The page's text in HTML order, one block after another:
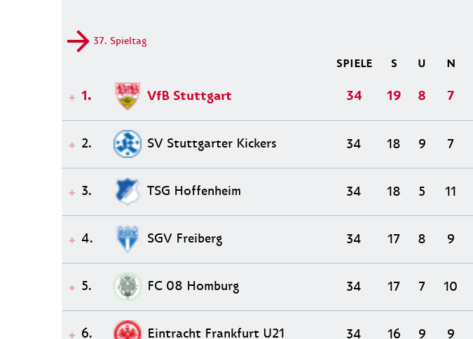
37. Spieltag
SPIELE S U N
1. VfB Stuttgart 34 19 8 7
2. SV Stuttgarter Kickers 34 18 9 7
3. TSG Hoffenheim 34 18 5 11
4. SGV Freiberg 34 17 8 9
5. FC 08 Homburg 34 17 7 10
6. Eintracht Frankfurt U21 34 16 9 9